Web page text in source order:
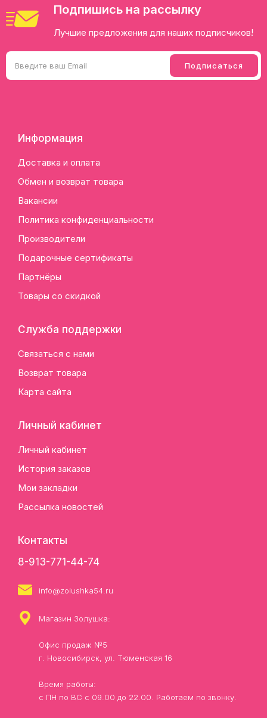
Подпишись на рассылку
Лучшие предложения для наших подписчиков!
Информация
Доставка и оплата
Обмен и возврат товара
Вакансии
Политика конфиденциальности
Производители
Подарочные сертификаты
Партнёры
Товары со скидкой
Служба поддержки
Связаться с нами
Возврат товара
Карта сайта
Личный кабинет
Личный кабинет
История заказов
Мои закладки
Рассылка новостей
Контакты
8-913-771-44-74
info@zolushka54.ru
Магазин Золушка:
Офис продаж №5
г. Новосибирск, ул. Тюменская 16
Время работы:
с ПН по ВС с 09.00 до 22.00. Работаем по звонку.